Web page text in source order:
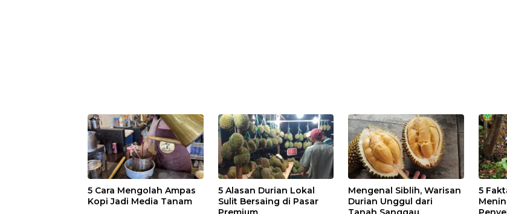
5 Cara Mengolah Ampas
Kopi Jadi Media Tanam
5 Alasan Durian Lokal
Sulit Bersaing di Pasar
Mengenal Siblih, Warisan
Durian Unggul dari
5